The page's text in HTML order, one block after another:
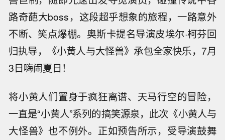
路奇葩大boss，这段超乎想象的旅程，一路意外
不断、笑点爆棚。 奥斯卡提名导演皮埃尔·柯芬回
归执导，《小黄人与大怪兽》承包全家快乐， 7月
3日嗨闹夏日！
将小黄人们置身于疯狂离谱、天马行空的冒险，
一直是“小黄人”系列的搞笑源泉，此次《小黄人与
大怪兽》也不例外。正如预告所示，受导演鼓舞